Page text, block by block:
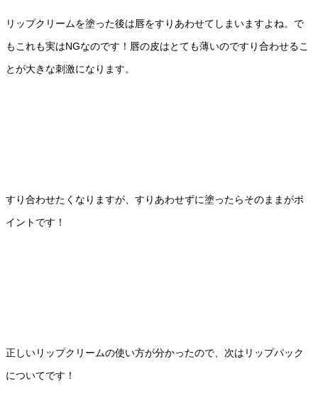
リップクリームを塗った後は唇をすりあわせてしまいますよね。で
もこれも実はNGなのです！唇の皮はとても薄いのですり合わせるこ
とが大きな刺激になります。
すり合わせたくなりますが、すりあわせずに塗ったらそのままがポ
イントです！
正しいリップクリームの使い方が分かったので、次はリップパック
についてです！